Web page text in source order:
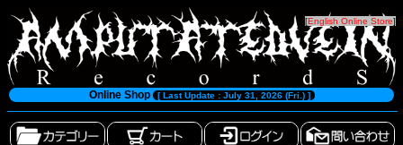
[English Online Store]
Online Shop [ Last Update : July 31, 2026 (Fri.) ]